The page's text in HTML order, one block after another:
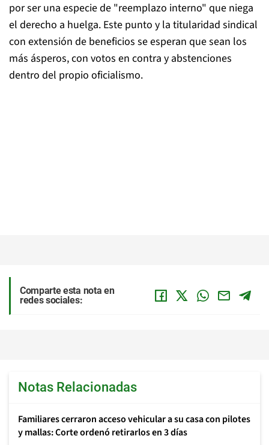
por ser una especie de "reemplazo interno" que niega
el derecho a huelga. Este punto y la titularidad sindical
con extensión de beneficios se esperan que sean los
más ásperos, con votos en contra y abstenciones
dentro del propio oficialismo.
Comparte esta nota en
redes sociales:
Notas Relacionadas
Familiares cerraron acceso vehicular a su casa con pilotes
y mallas: Corte ordenó retirarlos en 3 días